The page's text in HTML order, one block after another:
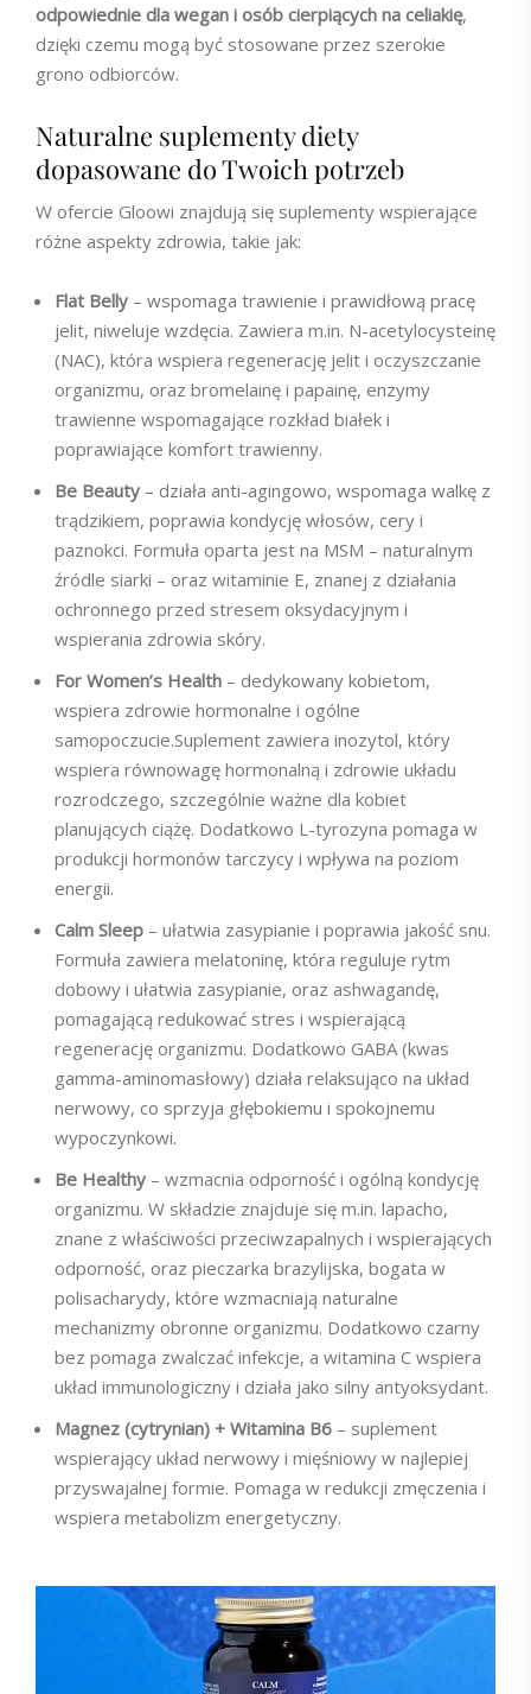
odpowiednie dla wegan i osób cierpiących na celiakię,
dzięki czemu mogą być stosowane przez szerokie
grono odbiorców.
Naturalne suplementy diety
dopasowane do Twoich potrzeb
W ofercie Gloowi znajdują się suplementy wspierające
różne aspekty zdrowia, takie jak:
Flat Belly – wspomaga trawienie i prawidłową pracę
jelit, niweluje wzdęcia. Zawiera m.in. N-acetylocysteinę
(NAC), która wspiera regenerację jelit i oczyszczanie
organizmu, oraz bromelainę i papainę, enzymy
trawienne wspomagające rozkład białek i
poprawiające komfort trawienny.
Be Beauty – działa anti-agingowo, wspomaga walkę z
trądzikiem, poprawia kondycję włosów, cery i
paznokci. Formuła oparta jest na MSM – naturalnym
źródle siarki – oraz witaminie E, znanej z działania
ochronnego przed stresem oksydacyjnym i
wspierania zdrowia skóry.
For Women’s Health – dedykowany kobietom,
wspiera zdrowie hormonalne i ogólne
samopoczucie.Suplement zawiera inozytol, który
wspiera równowagę hormonalną i zdrowie układu
rozrodczego, szczególnie ważne dla kobiet
planujących ciążę. Dodatkowo L-tyrozyna pomaga w
produkcji hormonów tarczycy i wpływa na poziom
energii.
Calm Sleep – ułatwia zasypianie i poprawia jakość snu.
Formuła zawiera melatoninę, która reguluje rytm
dobowy i ułatwia zasypianie, oraz ashwagandę,
pomagającą redukować stres i wspierającą
regenerację organizmu. Dodatkowo GABA (kwas
gamma-aminomasłowy) działa relaksująco na układ
nerwowy, co sprzyja głębokiemu i spokojnemu
wypoczynkowi.
Be Healthy – wzmacnia odporność i ogólną kondycję
organizmu. W składzie znajduje się m.in. lapacho,
znane z właściwości przeciwzapalnych i wspierających
odporność, oraz pieczarka brazylijska, bogata w
polisacharydy, które wzmacniają naturalne
mechanizmy obronne organizmu. Dodatkowo czarny
bez pomaga zwalczać infekcje, a witamina C wspiera
układ immunologiczny i działa jako silny antyoksydant.
Magnez (cytrynian) + Witamina B6 – suplement
wspierający układ nerwowy i mięśniowy w najlepiej
przyswajalnej formie. Pomaga w redukcji zmęczenia i
wspiera metabolizm energetyczny.